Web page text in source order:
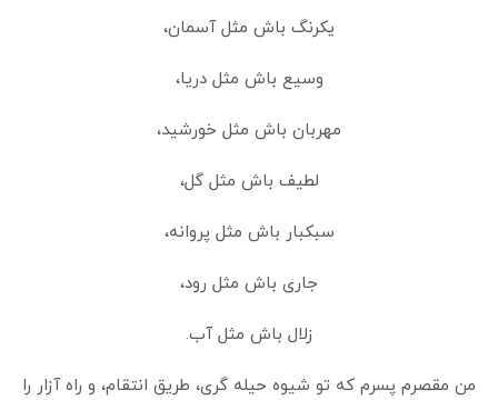
یکرنگ باش مثل آسمان،
وسیع باش مثل دریا،
مهربان باش مثل خورشید،
لطیف باش مثل گل،
سبکبار باش مثل پروانه،
جاری باش مثل رود،
زلال باش مثل آب.
من مقصرم پسرم که تو شیوه حیله گری، طریق انتقام، و راه آزار را